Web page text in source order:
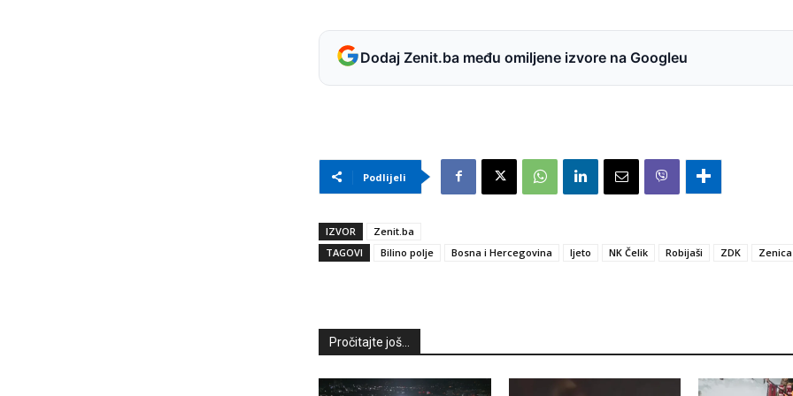
Dodaj Zenit.ba među omiljene izvore na Googleu
Podlijeli
IZVOR
Zenit.ba
TAGOVI
Bilino polje Bosna i Hercegovina ljeto NK Čelik Robijaši ZDK Zenica
Pročitajte još...